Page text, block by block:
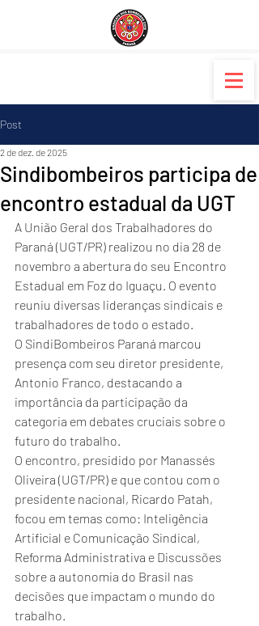
Post
Sindibombeiros participa de
encontro estadual da UGT
2 de dez. de 2025
​A União Geral dos Trabalhadores do
Paraná (UGT/PR) realizou no dia 28 de
novembro a abertura do seu Encontro
Estadual em Foz do Iguaçu. O evento
reuniu diversas lideranças sindicais e
trabalhadores de todo o estado.
​O SindiBombeiros Paraná marcou
presença com seu diretor presidente,
Antonio Franco, destacando a
importância da participação da
categoria em debates cruciais sobre o
futuro do trabalho.
​O encontro, presidido por Manassés
Oliveira (UGT/PR) e que contou com o
presidente nacional, Ricardo Patah,
focou em temas como: ​Inteligência
Artificial e Comunicação Sindical, ​
Reforma Administrativa e Discussões
sobre a autonomia do Brasil nas
decisões que impactam o mundo do
trabalho.